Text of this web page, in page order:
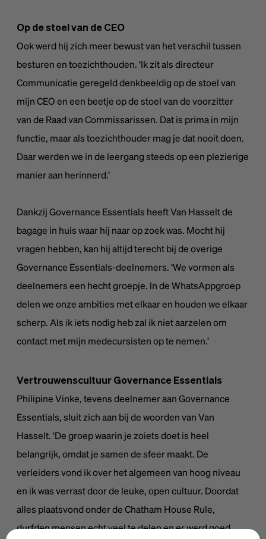
Op de stoel van de CEO
Ook werd hij zich meer bewust van het verschil tussen
besturen en toezichthouden. ‘Ik zit als directeur
Communicatie geregeld denkbeeldig op de stoel van
mijn CEO en een beetje op de stoel van de voorzitter
van de Raad van Commissarissen. Dat is prima in mijn
functie, maar als toezichthouder mag je dat nooit doen.
Daar werden we in de leergang steeds op een plezierige
manier aan herinnerd.’
Dankzij Governance Essentials heeft Van Hasselt de
bagage in huis waar hij naar op zoek was. Mocht hij
vragen hebben, kan hij altijd terecht bij de overige
Governance Essentials-deelnemers. ‘We vormen als
deelnemers een hecht groepje. In de WhatsAppgroep
delen we onze ambities met elkaar en houden we elkaar
scherp. Als ik iets nodig heb zal ik niet aarzelen om
contact met mijn medecursisten op te nemen.’
Vertrouwenscultuur Governance Essentials
Philipine Vinke, tevens deelnemer aan Governance
Essentials, sluit zich aan bij de woorden van Van
Hasselt. ‘De groep waarin je zoiets doet is heel
belangrijk, omdat je samen de sfeer maakt. De
verleiders vond ik over het algemeen van hoog niveau
en ik was verrast door de leuke, open cultuur. Doordat
alles plaatsvond onder de Chatham House Rule,
durfden mensen echt veel te delen en er werd goed